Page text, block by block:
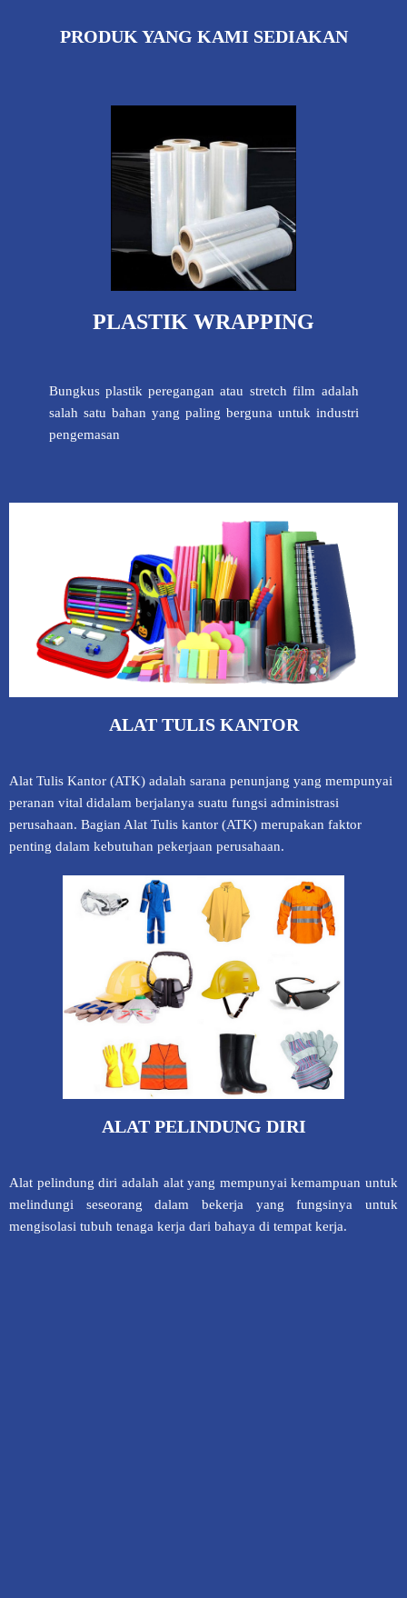
PRODUK YANG KAMI SEDIAKAN
PLASTIK WRAPPING
Bungkus plastik peregangan atau stretch film adalah
salah satu bahan yang paling berguna untuk industri
pengemasan
ALAT TULIS KANTOR
Alat Tulis Kantor (ATK) adalah sarana penunjang yang mempunyai
peranan vital didalam berjalanya suatu fungsi administrasi
perusahaan. Bagian Alat Tulis kantor (ATK) merupakan faktor
penting dalam kebutuhan pekerjaan perusahaan.
ALAT PELINDUNG DIRI
Alat pelindung diri adalah alat yang mempunyai kemampuan untuk
melindungi seseorang dalam bekerja yang fungsinya untuk
mengisolasi tubuh tenaga kerja dari bahaya di tempat kerja.